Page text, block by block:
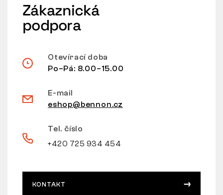
Zákaznická
podpora
Otevírací doba
Po–Pá: 8.00–15.00
E-mail
eshop@bennon.cz
Tel. číslo
+420 725 934 454
KONTAKT